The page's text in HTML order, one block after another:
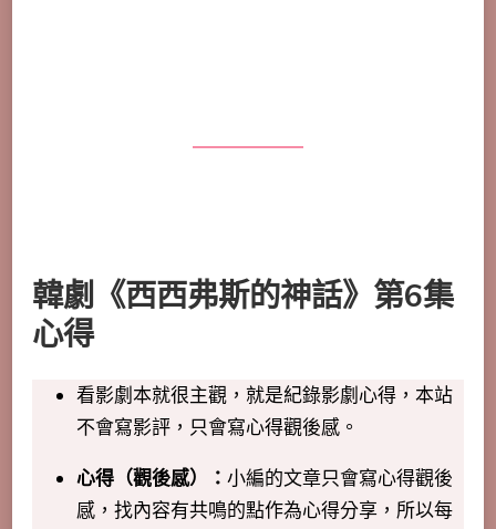
韓劇《西西弗斯的神話》第6集
心得
看影劇本就很主觀，就是紀錄影劇心得，本站
不會寫影評，只會寫心得觀後感。
心得（觀後感）： 小編的文章只會寫心得觀後
感，找內容有共鳴的點作為心得分享，所以每